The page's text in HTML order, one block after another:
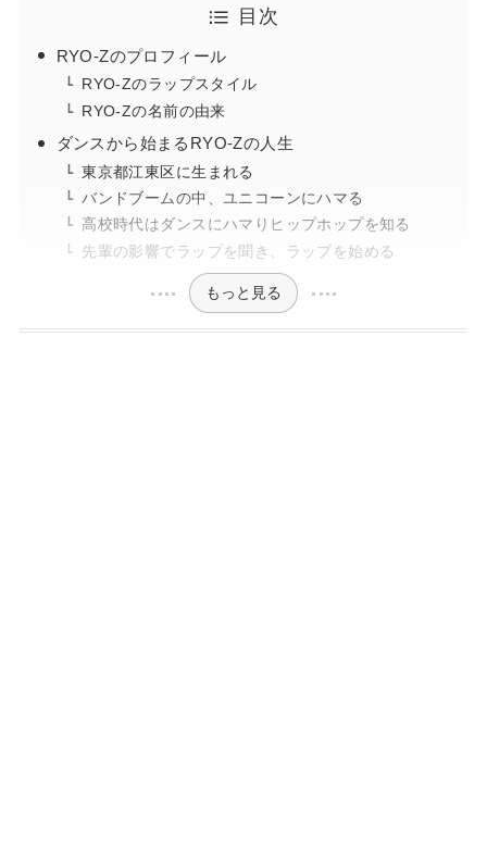
目次
RYO-Zのプロフィール
RYO-Zのラップスタイル
RYO-Zの名前の由来
ダンスから始まるRYO-Zの人生
東京都江東区に生まれる
バンドブームの中、ユニコーンにハマる
高校時代はダンスにハマりヒップホップを知る
先輩の影響でラップを聞き、ラップを始める
もっと見る